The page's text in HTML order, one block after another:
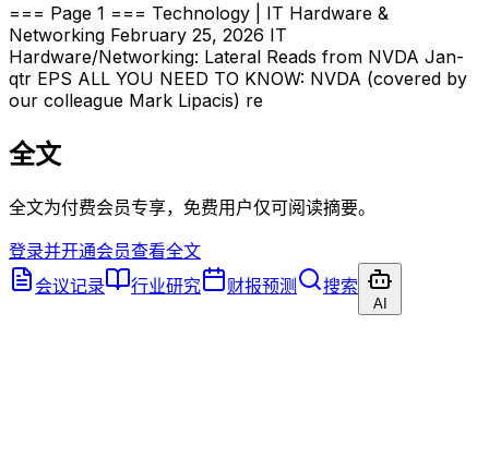
=== Page 1 === Technology | IT Hardware &
Networking February 25, 2026 IT
Hardware/Networking: Lateral Reads from NVDA Jan-
qtr EPS ALL YOU NEED TO KNOW: NVDA (covered by
our colleague Mark Lipacis) re
全文
全文为付费会员专享，免费用户仅可阅读摘要。
登录并开通会员查看全文
会议记录
行业研究 财报预测 搜索
AI